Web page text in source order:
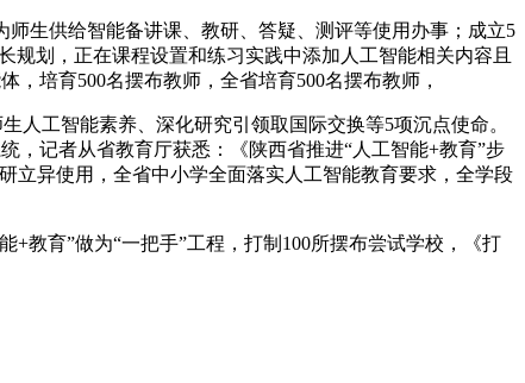
生供给智能备讲课、教研、答疑、测评等使用办事；成立5
规划，正在课程设置和练习实践中添加人工智能相关内容且
培育500名摆布教师，全省培育500名摆布教师，
工智能素养、深化研究引领取国际交换等5项沉点使命。
，记者从省教育厅获悉：《陕西省推进“人工智能+教育”步
立异使用，全省中小学全面落实人工智能教育要求，全学段
教育”做为“一把手”工程，打制100所摆布尝试学校，《打